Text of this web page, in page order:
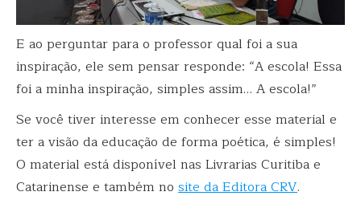
E ao perguntar para o professor qual foi a sua
inspiração, ele sem pensar responde: “A escola! Essa
foi a minha inspiração, simples assim… A escola!”
Se você tiver interesse em conhecer esse material e
ter a visão da educação de forma poética, é simples!
O material está disponível nas Livrarias Curitiba e
Catarinense e também no site da Editora CRV.